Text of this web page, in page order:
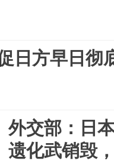
日方早日彻
外交部：日
遗化武销毁